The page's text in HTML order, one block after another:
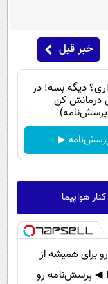
خبر قبل
دیگه بسه! در
درمانش کن
▶
هواپیما
رو برای همیشه از
◀ پرسش‌نامه رو